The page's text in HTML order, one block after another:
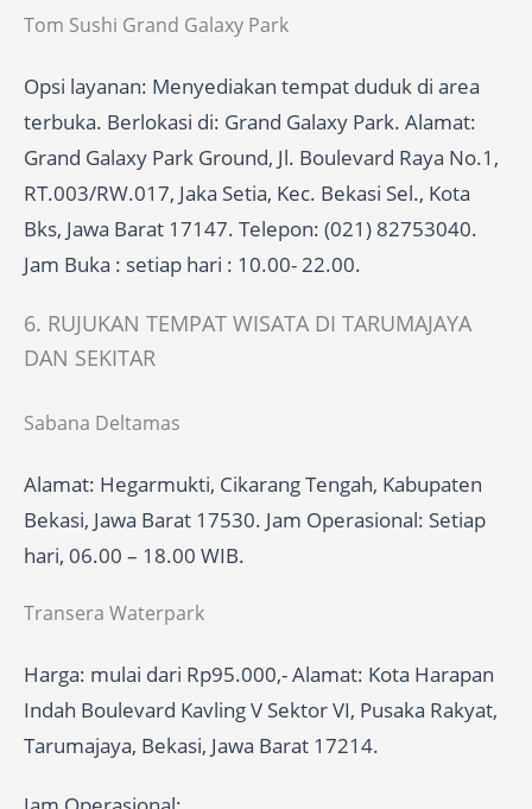
Tom Sushi Grand Galaxy Park
Opsi layanan: Menyediakan tempat duduk di area
terbuka. Berlokasi di: Grand Galaxy Park. Alamat:
Grand Galaxy Park Ground, Jl. Boulevard Raya No.1,
RT.003/RW.017, Jaka Setia, Kec. Bekasi Sel., Kota
Bks, Jawa Barat 17147. Telepon: (021) 82753040.
Jam Buka : setiap hari : 10.00- 22.00.
6. RUJUKAN TEMPAT WISATA DI TARUMAJAYA
DAN SEKITAR
Sabana Deltamas
Alamat: Hegarmukti, Cikarang Tengah, Kabupaten
Bekasi, Jawa Barat 17530. Jam Operasional: Setiap
hari, 06.00 – 18.00 WIB.
Transera Waterpark
Harga: mulai dari Rp95.000,- Alamat: Kota Harapan
Indah Boulevard Kavling V Sektor VI, Pusaka Rakyat,
Tarumajaya, Bekasi, Jawa Barat 17214.